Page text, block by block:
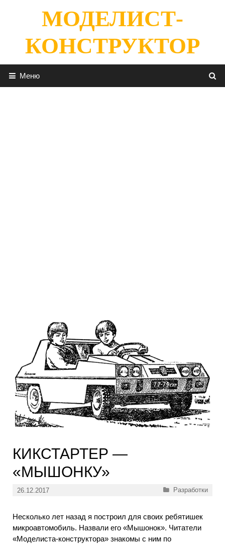
содержимомуМОДЕЛИСТ-
КОНСТРУКТОР
Меню
КИКСТАРТЕР —
«МЫШОНКУ»
26.12.2017 Рубрики
Разработки
Несколько лет назад я построил для своих ребятишек
микроавтомобиль. Назвали его «Мышонок». Читатели
«Моделиста-конструктора» знакомы с ним по